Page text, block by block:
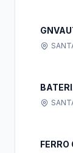
FERRO